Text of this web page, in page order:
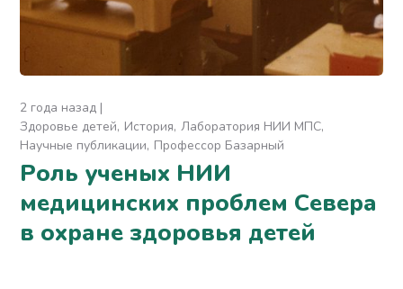
2 года назад
Здоровье детей История Лаборатория НИИ МПС
Научные публикации Профессор Базарный
Роль ученых НИИ
медицинских проблем Севера
в охране здоровья детей